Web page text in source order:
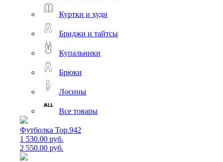
Куртки и худи
Бриджи и тайтсы
Купальники
Брюки
Лосины
Все товары
Футболка Top.942
1 530.00 руб.
2 550.00 руб.